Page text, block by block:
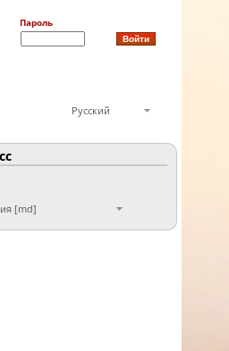
Пароль
Русский
[md]